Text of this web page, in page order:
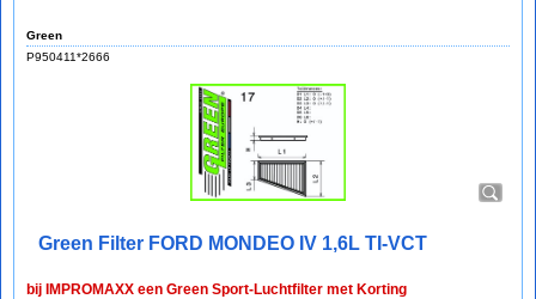
Green
P950411*2666
Green Filter FORD MONDEO IV 1,6L TI-VCT
bij IMPROMAXX een Green Sport-Luchtfilter met Korting